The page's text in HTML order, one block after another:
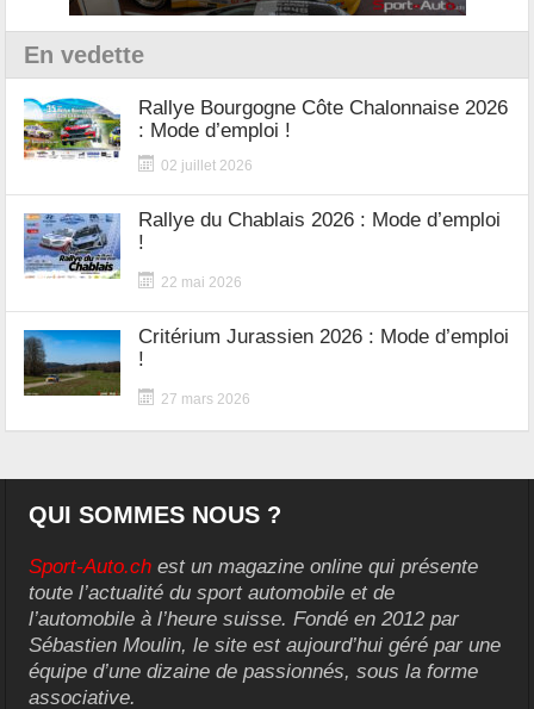
En vedette
Rallye Bourgogne Côte Chalonnaise 2026
: Mode d’emploi !
02 juillet 2026
Rallye du Chablais 2026 : Mode d’emploi
!
22 mai 2026
Critérium Jurassien 2026 : Mode d’emploi
!
27 mars 2026
QUI SOMMES NOUS ?
Sport-Auto.ch est un magazine online qui présente
toute l’actualité du sport automobile et de
l’automobile à l’heure suisse. Fondé en 2012 par
Sébastien Moulin, le site est aujourd’hui géré par une
équipe d’une dizaine de passionnés, sous la forme
associative.